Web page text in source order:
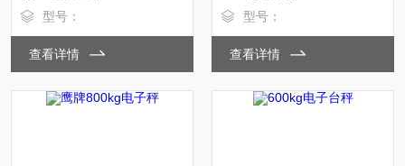
型号：
查看详情
型号：
查看详情